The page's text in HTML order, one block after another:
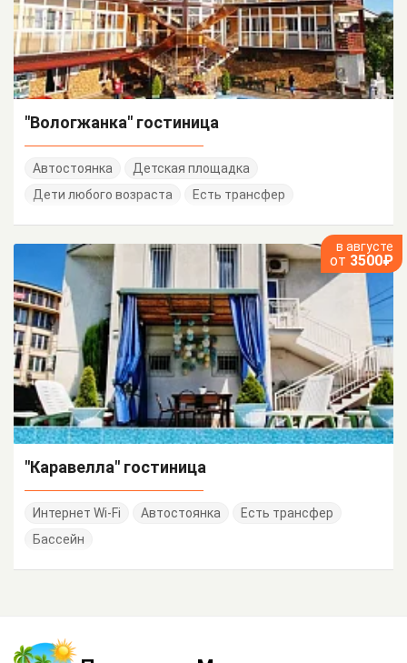
"Вологжанка" гостиница
Автостоянка
Детская площадка
Дети любого возраста
Есть трансфер
в августе
от 3500₽
"Каравелла" гостиница
Интернет Wi-Fi Автостоянка
Есть трансфер
Бассейн